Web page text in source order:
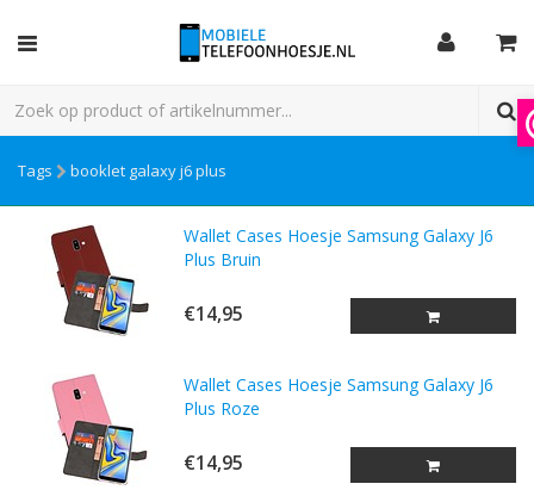
Tags booklet galaxy j6 plus
Wallet Cases Hoesje Samsung Galaxy J6
Plus Bruin
€14,95
Wallet Cases Hoesje Samsung Galaxy J6
Plus Roze
€14,95